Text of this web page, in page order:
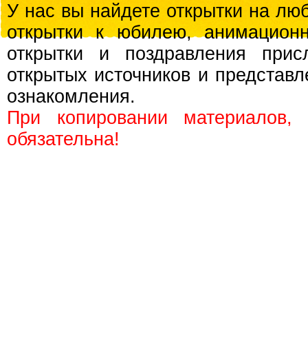
У нас вы найдете открытки на
открытки к юбилею,
открытки и поздравления
открытых источников и
ознакомления.
При копировании
обязательна!